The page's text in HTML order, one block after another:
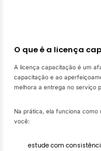
O que é a licença
A licença capacitação é um
capacitação e ao
melhora a entrega no serviço
Na prática, ela funciona como
você:
estude com